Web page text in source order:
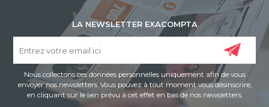
LA NEWSLETTER EXACOMPTA
Nous collectons ces données personnelles uniquement afin de vous
envoyer nos newsletters. Vous pouvez à tout moment vous désinscrire,
en cliquant sur le lien prévu à cet effet en bas de nos newsletters.